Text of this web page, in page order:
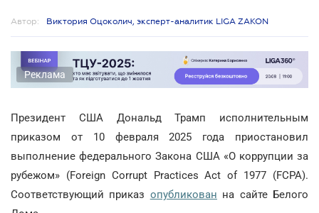
Автор: Виктория Оцоколич, эксперт-аналитик LIGA ZAKON
Реклама
Президент США Дональд Трамп исполнительным
приказом от 10 февраля 2025 года приостановил
выполнение федерального Закона США «О коррупции за
рубежом» (Foreign Corrupt Practices Act of 1977 (FCPA).
Соответствующий приказ опубликован на сайте Белого